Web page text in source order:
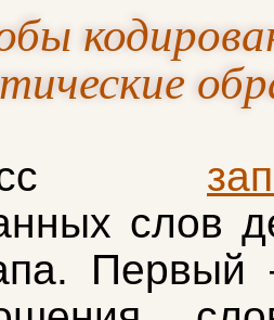
слов
Первый